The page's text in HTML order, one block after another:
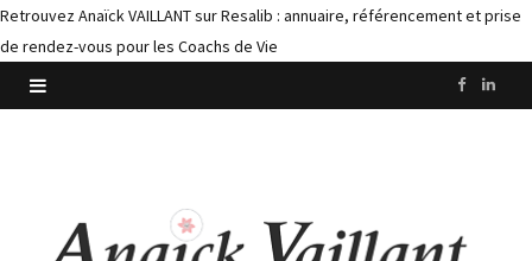
Retrouvez Anaïck VAILLANT sur Resalib : annuaire, référencement et prise
de rendez-vous pour les Coachs de Vie
F L